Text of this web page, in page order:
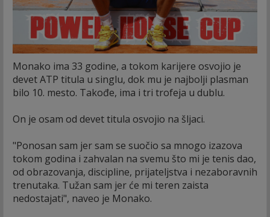
Monako ima 33 godine, a tokom karijere osvojio je
devet ATP titula u singlu, dok mu je najbolji plasman
bilo 10. mesto. Takođe, ima i tri trofeja u dublu.
On je osam od devet titula osvojio na šljaci.
"Ponosan sam jer sam se suočio sa mnogo izazova
tokom godina i zahvalan na svemu što mi je tenis dao,
od obrazovanja, discipline, prijateljstva i nezaboravnih
trenutaka. Tužan sam jer će mi teren zaista
nedostajati", naveo je Monako.